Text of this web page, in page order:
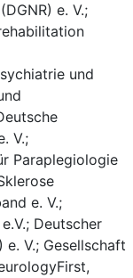
e. V.;
und
V.;
Paraplegiologie
e. V.;
Deutscher
V.; Gesellschaft